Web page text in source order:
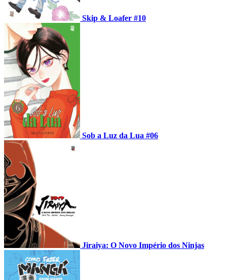
Skip & Loafer #10
Sob a Luz da Lua #06
Jiraiya: O Novo Império dos Ninjas